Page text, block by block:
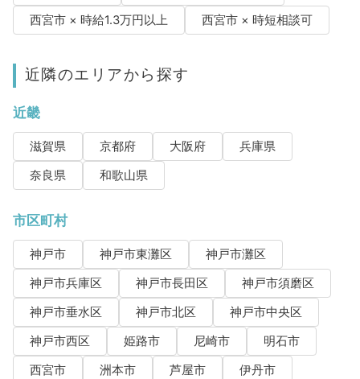
西宮市 × 時給1.3万円以上
西宮市 × 時短相談可
近隣のエリアから探す
近畿
滋賀県 京都府 大阪府
兵庫県
奈良県
和歌山県
市区町村
神戸市 神戸市東灘区
神戸市灘区
神戸市兵庫区
神戸市長田区
神戸市須磨区
神戸市垂水区
神戸市北区
神戸市中央区
神戸市西区
姫路市 尼崎市
明石市
西宮市
洲本市 芦屋市
伊丹市